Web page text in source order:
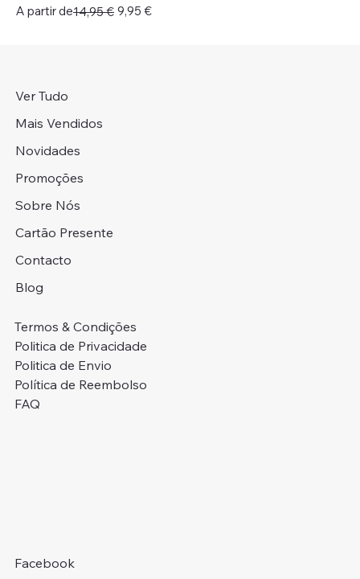
A partir de
Preço normal14,95 € 9,95 €
Preço promocional
Ver Tudo
Mais Vendidos
Novidades
Promoções
Sobre Nós
Cartão Presente
Contacto
Blog
Termos & Condições
Politica de Privacidade
Politica de Envio
Política de Reembolso
FAQ
Facebook